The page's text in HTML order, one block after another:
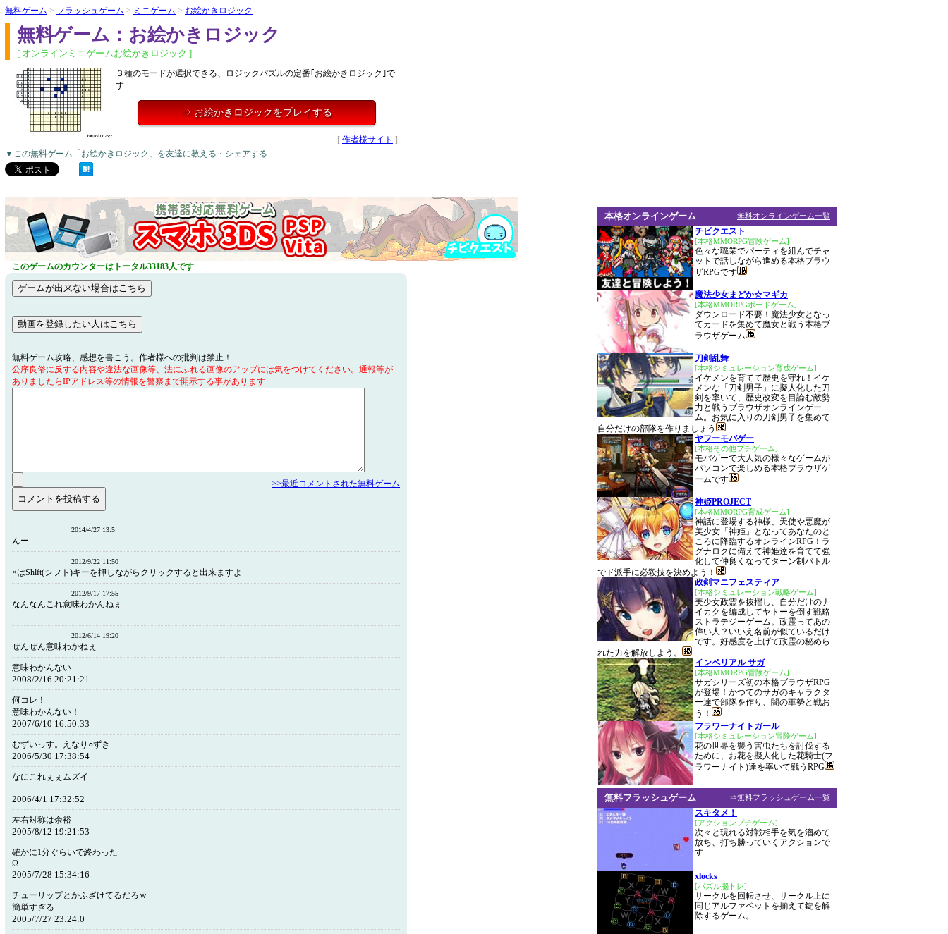
無料ゲーム > フラッシュゲーム > ミニゲーム > お絵かきロジック
無料ゲーム：お絵かきロジック
[ オンラインミニゲームお絵かきロジック ]
３種のモードが選択できる、ロジックパズルの定番｢お絵かきロジック｣で
す
⇒ お絵かきロジックをプレイする
[ 作者様サイト ]
▼この無料ゲーム「お絵かきロジック」を友達に教える・シェアする
このゲームのカウンターはトータル33183人です
無料ゲーム攻略、感想を書こう。作者様への批判は禁止！
公序良俗に反する内容や違法な画像等、法にふれる画像のアップには気をつけてください。通報等が
ありましたらIPアドレス等の情報を警察まで開示する事があります
>>最近コメントされた無料ゲーム
2014/4/27 13:5
んー
2012/9/22 11:50
×はShlft(シフト)キーを押しながらクリックすると出来ますよ
2012/9/17 17:55
なんなんこれ意味わかんねぇ
2012/6/14 19:20
ぜんぜん意味わかねぇ
意味わかんない
2008/2/16 20:21:21
何コレ！
意味わかんない！
2007/6/10 16:50:33
むずいっす。えなり○ずき
2006/5/30 17:38:54
なにこれぇぇムズイ
2006/4/1 17:32:52
左右対称は余裕
2005/8/12 19:21:53
確かに1分ぐらいで終わった
Ω
2005/7/28 15:34:16
チューリップとかふざけてるだろｗ
簡単すぎる
2005/7/27 23:24:0
無料オンラインゲーム一覧
本格オンラインゲーム
チビクエスト
[本格MMORPG冒険ゲーム]
色々な職業でパーティを組んでチャ
ットで話しながら進める本格ブラウ
ザRPGです
魔法少女まどか☆マギカ
[本格MMORPGボードゲーム]
ダウンロード不要！魔法少女となっ
てカードを集めて魔女と戦う本格ブ
ラウザゲーム
刀剣乱舞
[本格シミュレーション育成ゲーム]
イケメンを育てて歴史を守れ！イケ
メンな「刀剣男子」に擬人化した刀
剣を率いて、歴史改変を目論む敵勢
力と戦うブラウザオンラインゲー
ム。お気に入りの刀剣男子を集めて
自分だけの部隊を作りましょう
ヤフーモバゲー
[本格その他プチゲーム]
モバゲーで大人気の様々なゲームが
パソコンで楽しめる本格ブラウザゲ
ームです
神姫PROJECT
[本格MMORPG育成ゲーム]
神話に登場する神様、天使や悪魔が
美少女「神姫」となってあなたのと
ころに降臨するオンラインRPG！ラ
グナロクに備えて神姫達を育てて強
化して仲良くなってターン制バトル
でド派手に必殺技を決めよう！
政剣マニフェスティア
[本格シミュレーション戦略ゲーム]
美少女政霊を抜擢し、自分だけのナ
イカクを編成してヤトーを倒す戦略
ストラテジーゲーム。政霊ってあの
偉い人？いいえ名前が似ているだけ
です。好感度を上げて政霊の秘めら
れた力を解放しよう。
インペリアル サガ
[本格MMORPG冒険ゲーム]
サガシリーズ初の本格ブラウザRPG
が登場！かつてのサガのキャラクタ
ー達で部隊を作り、闇の軍勢と戦お
う！
フラワーナイトガール
[本格シミュレーション冒険ゲーム]
花の世界を襲う害虫たちを討伐する
ために、お花を擬人化した花騎士(フ
ラワーナイト)達を率いて戦うRPG
⇒無料フラッシュゲーム一覧
無料フラッシュゲーム
スキタメ！
[アクションプチゲーム]
次々と現れる対戦相手を気を溜めて
放ち、打ち勝っていくアクションで
す
xlocks
[パズル脳トレ]
サークルを回転させ、サークル上に
同じアルファベットを揃えて錠を解
除するゲーム。